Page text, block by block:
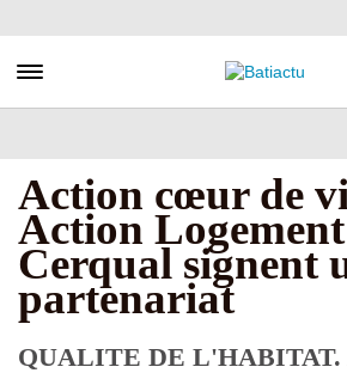
au
principal
Toggle navigation
Action cœur de
Action
Cerqual signent
partenariat
QUALITE DE L'HABITAT.